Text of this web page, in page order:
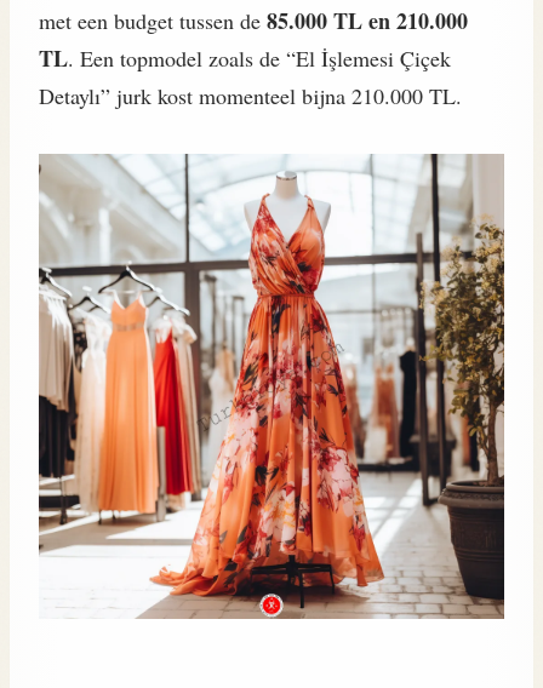
met een budget tussen de 85.000 TL en 210.000
TL. Een topmodel zoals de “El İşlemesi Çiçek
Detaylı” jurk kost momenteel bijna 210.000 TL.